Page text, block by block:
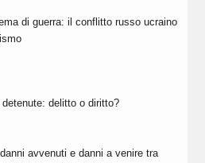
di guerra: il conflitto russo ucraino
delitto o diritto?
avvenuti e danni a venire tra